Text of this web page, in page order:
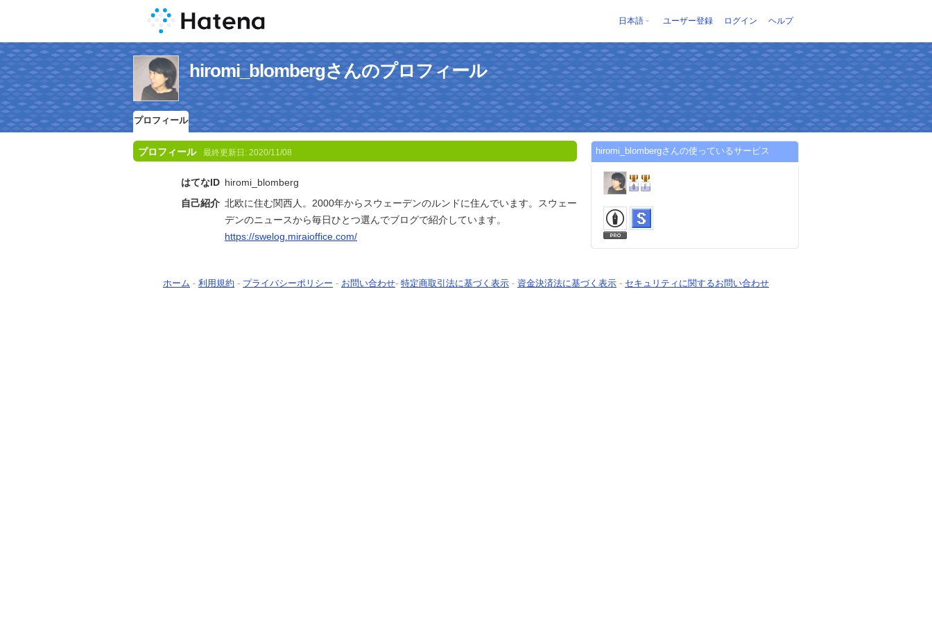
日本語 ユーザー登録 ログイン ヘルプ
hiromi_blombergさんのプロフィール
プロフィール
プロフィール 最終更新日: 2020/11/08
はてなID hiromi_blomberg
自己紹介 北欧に住む関西人。2000年からスウェーデンのルンドに住んでいます。スウェー
デンのニュースから毎日ひとつ選んでブログで紹介しています。
https://swelog.miraioffice.com/
hiromi_blombergさんの使っているサービス
ホーム - 利用規約 - プライバシーポリシー - お問い合わせ- 特定商取引法に基づく表示 - 資金決済法に基づく表示 - セキュリティに関するお問い合わせ